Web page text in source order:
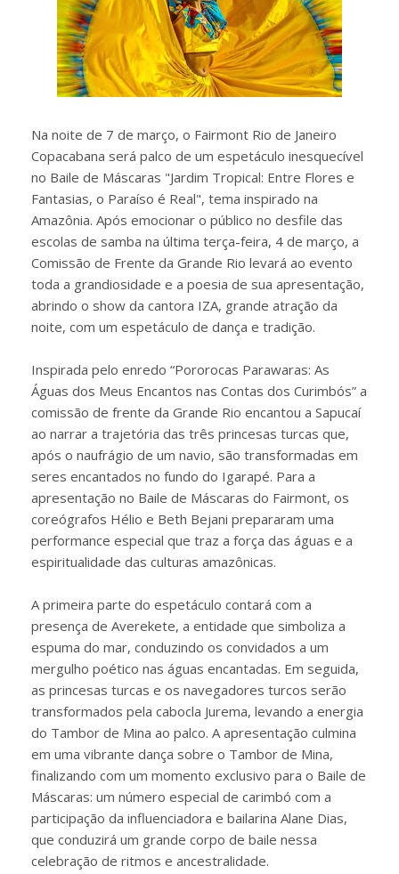
Na noite de 7 de março, o Fairmont Rio de Janeiro
Copacabana será palco de um espetáculo inesquecível
no Baile de Máscaras "Jardim Tropical: Entre Flores e
Fantasias, o Paraíso é Real", tema inspirado na
Amazônia. Após emocionar o público no desfile das
escolas de samba na última terça-feira, 4 de março, a
Comissão de Frente da Grande Rio levará ao evento
toda a grandiosidade e a poesia de sua apresentação,
abrindo o show da cantora IZA, grande atração da
noite, com um espetáculo de dança e tradição.
Inspirada pelo enredo “Pororocas Parawaras: As
Águas dos Meus Encantos nas Contas dos Curimbós” a
comissão de frente da Grande Rio encantou a Sapucaí
ao narrar a trajetória das três princesas turcas que,
após o naufrágio de um navio, são transformadas em
seres encantados no fundo do Igarapé. Para a
apresentação no Baile de Máscaras do Fairmont, os
coreógrafos Hélio e Beth Bejani prepararam uma
performance especial que traz a força das águas e a
espiritualidade das culturas amazônicas.
A primeira parte do espetáculo contará com a
presença de Averekete, a entidade que simboliza a
espuma do mar, conduzindo os convidados a um
mergulho poético nas águas encantadas. Em seguida,
as princesas turcas e os navegadores turcos serão
transformados pela cabocla Jurema, levando a energia
do Tambor de Mina ao palco. A apresentação culmina
em uma vibrante dança sobre o Tambor de Mina,
finalizando com um momento exclusivo para o Baile de
Máscaras: um número especial de carimbó com a
participação da influenciadora e bailarina Alane Dias,
que conduzirá um grande corpo de baile nessa
celebração de ritmos e ancestralidade.